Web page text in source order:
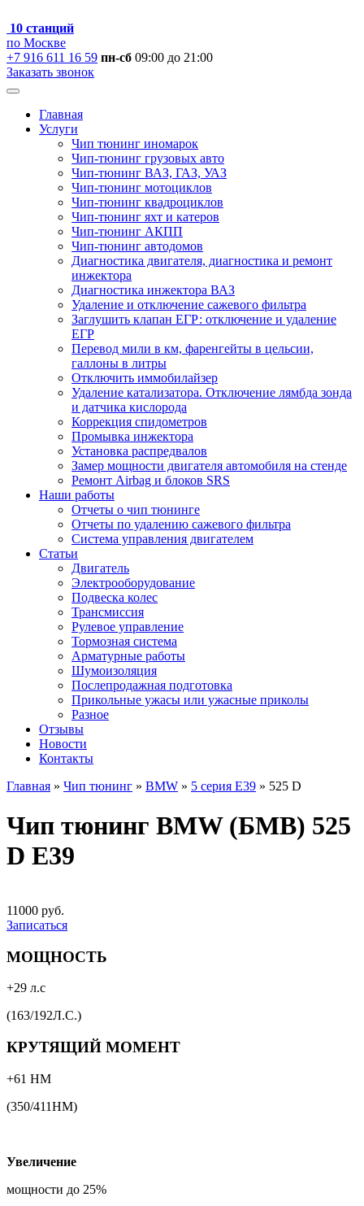
10 станций
по Москве
+7 916 611 16 59 пн-сб 09:00 до 21:00
Заказать звонок
Главная
Услуги
Чип тюнинг иномарок
Чип-тюнинг грузовых авто
Чип-тюнинг ВАЗ, ГАЗ, УАЗ
Чип-тюнинг мотоциклов
Чип-тюнинг квадроциклов
Чип-тюнинг яхт и катеров
Чип-тюнинг АКПП
Чип-тюнинг автодомов
Диагностика двигателя, диагностика и ремонт
инжектора
Диагностика инжектора ВАЗ
Удаление и отключение сажевого фильтра
Заглушить клапан ЕГР: отключение и удаление
ЕГР
Перевод мили в км, фаренгейты в цельсии,
галлоны в литры
Отключить иммобилайзер
Удаление катализатора. Отключение лямбда зонда
и датчика кислорода
Коррекция спидометров
Промывка инжектора
Установка распредвалов
Замер мощности двигателя автомобиля на стенде
Ремонт Airbag и блоков SRS
Наши работы
Отчеты о чип тюнинге
Отчеты по удалению сажевого фильтра
Система управления двигателем
Статьи
Двигатель
Электрооборудование
Подвеска колес
Трансмиссия
Рулевое управление
Тормозная система
Арматурные работы
Шумоизоляция
Послепродажная подготовка
Прикольные ужасы или ужасные приколы
Разное
Отзывы
Новости
Контакты
Главная » Чип тюнинг » BMW » 5 серия E39 » 525 D
Чип тюнинг BMW (БМВ) 525
D E39
11000 руб.
Записаться
МОЩНОСТЬ
+29 л.с
(163/192Л.С.)
КРУТЯЩИЙ МОМЕНТ
+61 НМ
(350/411НМ)
Увеличение
мощности до 25%